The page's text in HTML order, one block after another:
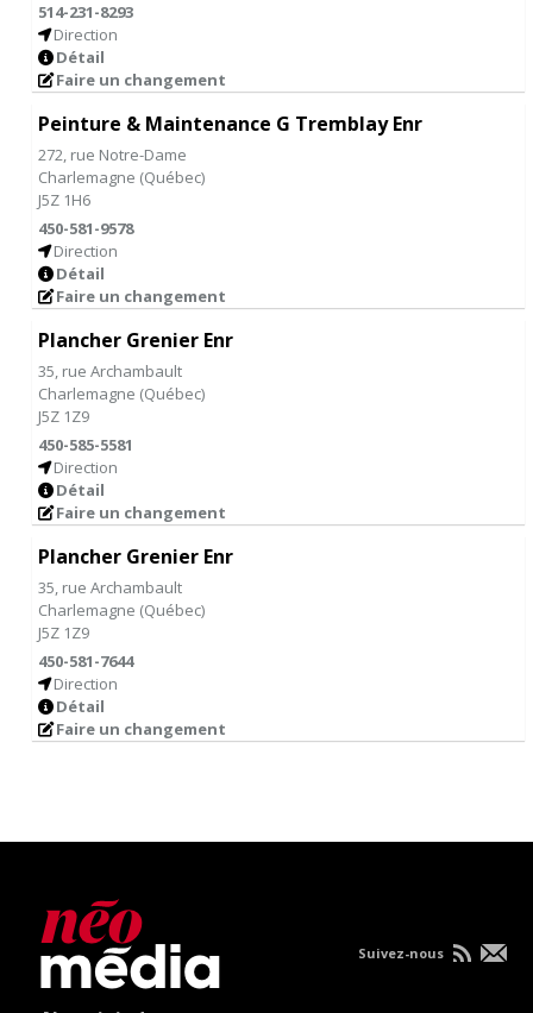
514-231-8293
Direction
Détail
Faire un changement
Peinture & Maintenance G Tremblay Enr
272, rue Notre-Dame
Charlemagne (Québec)
J5Z 1H6
450-581-9578
Direction
Détail
Faire un changement
Plancher Grenier Enr
35, rue Archambault
Charlemagne (Québec)
J5Z 1Z9
450-585-5581
Direction
Détail
Faire un changement
Plancher Grenier Enr
35, rue Archambault
Charlemagne (Québec)
J5Z 1Z9
450-581-7644
Direction
Détail
Faire un changement
Suivez-nous